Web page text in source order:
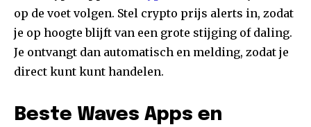
op de voet volgen. Stel crypto prijs alerts in, zodat
je op hoogte blijft van een grote stijging of daling.
Je ontvangt dan automatisch en melding, zodat je
direct kunt kunt handelen.
Beste Waves Apps en